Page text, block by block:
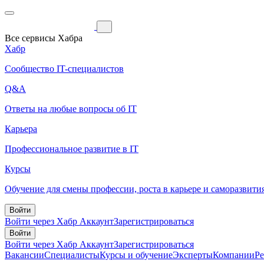
Все сервисы Хабра
Хабр
Сообщество IT-специалистов
Q&A
Ответы на любые вопросы об IT
Карьера
Профессиональное развитие в IT
Курсы
Обучение для смены профессии, роста в карьере и
Войти
Войти через Хабр АккаунтЗарегистрироваться
Войти
Войти через Хабр АккаунтЗарегистрироваться
ВакансииСпециалистыКурсы и обучениеЭкспертыКомпании